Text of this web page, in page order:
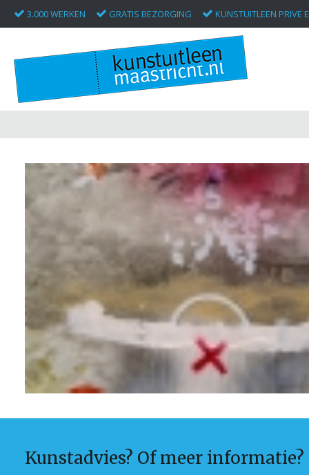
3.000 WERKEN GRATIS BEZORGING KUNSTUITLEEN PRIVE
Kunstadvies? Of meer informatie?